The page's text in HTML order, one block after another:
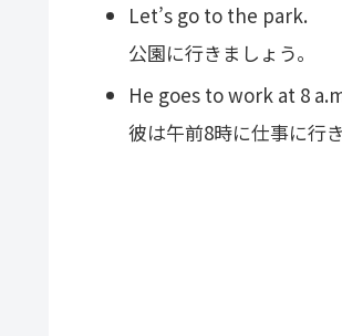
Let’s go to the park.
公園に行きましょう。
He goes to work at 8
彼は午前8時に仕事に行き